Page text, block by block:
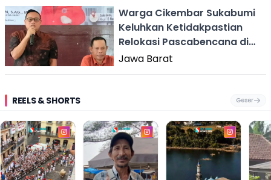
Warga Cikembar Sukabumi
Keluhkan Ketidakpastian
Relokasi Pascabencana di
Reses Dewan Jabar M.
Jaenudin
Jawa Barat
REELS & SHORTS Geser